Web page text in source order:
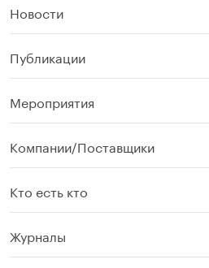
Новости
Публикации
Мероприятия
Компании/Поставщики
Кто есть кто
Журналы